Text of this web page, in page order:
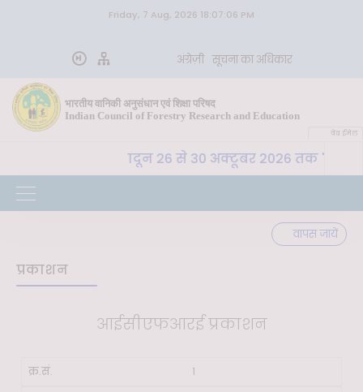
Friday, 7 Aug, 2026 18:07:06 PM
अंग्रेज़ी सूचना का अधिकार
भारतीय वानिकी अनुसंधान एवं शिक्षा परिषद
Indian Council of Forestry Research and Education
वेब ईमेल
अ. शि. प. , देहरादून 26 से 30 अक्टूबर 2026 तक "कृषि-
वापस जायें
प्रकाशन
आईसीएफआरई प्रकाशन
क्र.सं. अपडेट
1